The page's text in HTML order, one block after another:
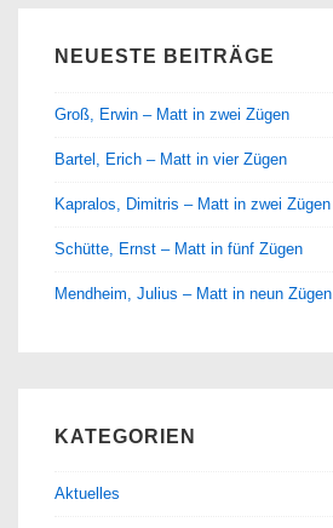
NEUESTE BEITRÄGE
Groß, Erwin – Matt in zwei Zügen
Bartel, Erich – Matt in vier Zügen
Kapralos, Dimitris – Matt in zwei Zügen
Schütte, Ernst – Matt in fünf Zügen
Mendheim, Julius – Matt in neun Zügen
KATEGORIEN
Aktuelles